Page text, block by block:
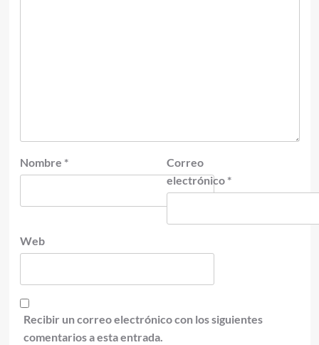
Nombre *
Correo
electrónico *
Web
Recibir un correo electrónico con los siguientes
comentarios a esta entrada.